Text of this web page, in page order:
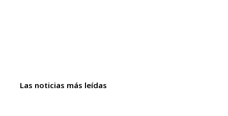
Las noticias más leídas